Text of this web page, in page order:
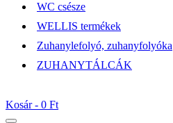
WC csésze
WELLIS termékek
Zuhanylefolyó, zuhanyfolyóka
ZUHANYTÁLCÁK
Kosár - 0 Ft